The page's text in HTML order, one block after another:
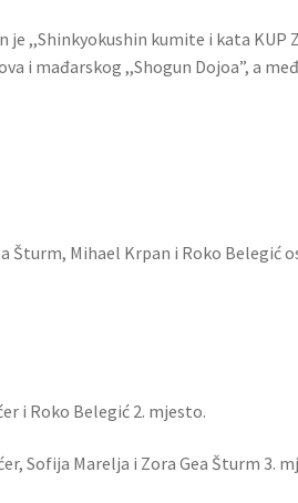
je ,,Shinkyokushin kumite i kata
i mađarskog ,,Shogun Dojoa”, a
Šturm, Mihael Krpan i Roko Belegić
i Roko Belegić 2. mjesto.
Sofija Marelja i Zora Gea Šturm 3.